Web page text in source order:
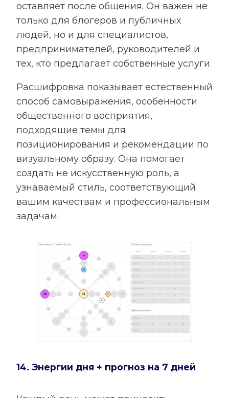
оставляет после общения. Он важен не
только для блогеров и публичных
людей, но и для специалистов,
предпринимателей, руководителей и
тех, кто предлагает собственные услуги.
Расшифровка показывает естественный
способ самовыражения, особенности
общественного восприятия,
подходящие темы для
позиционирования и рекомендации по
визуальному образу. Она помогает
создать не искусственную роль, а
узнаваемый стиль, соответствующий
вашим качествам и профессиональным
задачам.
14. Энергии дня + прогноз на 7 дней